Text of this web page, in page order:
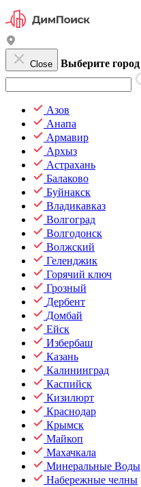
Close Выберите город
Азов
Анапа
Армавир
Архыз
Астрахань
Балаково
Буйнакск
Владикавказ
Волгоград
Волгодонск
Волжский
Геленджик
Горячий ключ
Грозный
Дербент
Домбай
Ейск
Избербаш
Казань
Калининград
Каспийск
Кизилюрт
Краснодар
Крымск
Майкоп
Махачкала
Минеральные Воды
Набережные челны